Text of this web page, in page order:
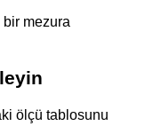
mezura
ölçü tablosunu